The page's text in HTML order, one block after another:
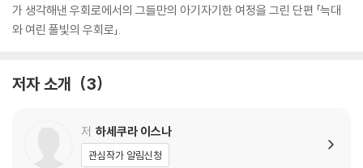
가 생각해낸 우회로에서의 그들만의 아기자기한 여정을 그린 단편 「늑대
와 여린 풀빛의 우회로」.
저자 소개 3
저 하세쿠라 이스나
관심작가 알림신청